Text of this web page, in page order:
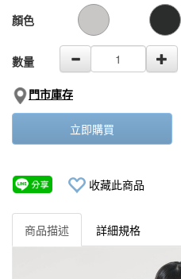
GOODS000000000000001955220
顏色
數量
門市庫存
立即購買
收藏此商品
商品描述 詳細規格